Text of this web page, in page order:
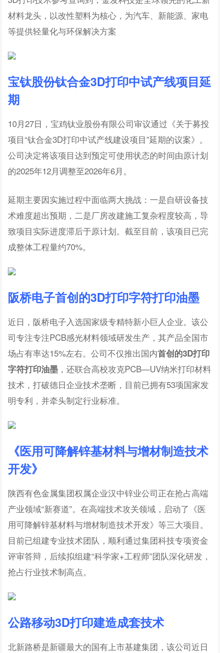
材料龙头，以改性塑料为核心，为汽车、新能源、家电
等提供轻量化与环保解决方案
宝钛股份钛合金3D打印中试产线项目延
期
10月27日，宝鸡钛业股份有限公司审议通过《关于募投
项目“钛合金3D打印中试产线建设项目”延期的议案》。
公司决定将该项目达到预定可使用状态的时间由原计划
的2025年12月调整至2026年6月。
延期主要因实施过程中面临两大挑战：一是自研设备技
术难度超出预期，二是厂房改建施工复杂程度较高，导
致项目实际进度滞后于原计划。截至目前，该项目已完
成整体工程量约70%。
阪桥电子首创的3D打印字符打印油墨
近日，阪桥电子入选国家级专精特新小巨人企业。该公
司专注专注PCB感光材料领域研发生产，其产品全国市
场占有率达15%左右。公司不仅推出国内首创的3D打印
字符打印油墨 ，还联合高校攻克PCB—UV纳米打印材料
技术，打破德日企业技术垄断，目前已拥有53项国家发
明专利，并牵头制定行业标准。
《医用可降解锌基材料与增材制造技术
开发》
陕西有色金属集团权属企业汉中锌业公司正在抢占高端
产业领域“新赛道”。在高端技术攻关领域，启动了《医
用可降解锌基材料与增材制造技术开发》等三大项目。
目前已组建专业技术团队，顺利通过集团科技专项资金
评审答辩，后续拟组建“科学家+工程师”团队深化研发，
抢占行业技术制高点。
公路移动3D打印建造成套技术
北新路桥是新疆最大的国有上市基建集团，该公司近日